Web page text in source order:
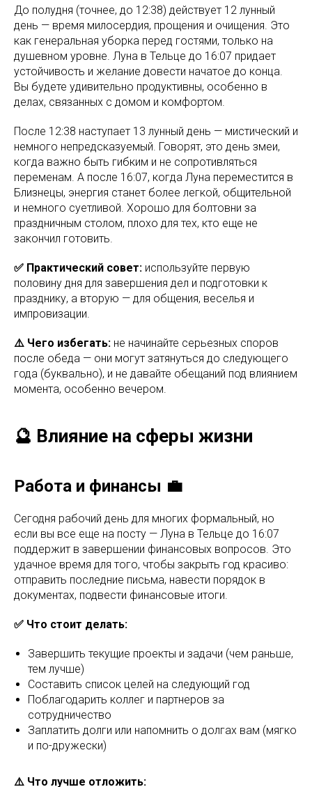
До полудня (точнее, до 12:38) действует 12 лунный
день — время милосердия, прощения и очищения. Это
как генеральная уборка перед гостями, только на
душевном уровне. Луна в Тельце до 16:07 придает
устойчивость и желание довести начатое до конца.
Вы будете удивительно продуктивны, особенно в
делах, связанных с домом и комфортом.
После 12:38 наступает 13 лунный день — мистический и
немного непредсказуемый. Говорят, это день змеи,
когда важно быть гибким и не сопротивляться
переменам. А после 16:07, когда Луна переместится в
Близнецы, энергия станет более легкой, общительной
и немного суетливой. Хорошо для болтовни за
праздничным столом, плохо для тех, кто еще не
закончил готовить.
✅ Практический совет: используйте первую
половину дня для завершения дел и подготовки к
празднику, а вторую — для общения, веселья и
импровизации.
⚠️ Чего избегать: не начинайте серьезных споров
после обеда — они могут затянуться до следующего
года (буквально), и не давайте обещаний под влиянием
момента, особенно вечером.
🔮 Влияние на сферы жизни
Работа и финансы 💼
Сегодня рабочий день для многих формальный, но
если вы все еще на посту — Луна в Тельце до 16:07
поддержит в завершении финансовых вопросов. Это
удачное время для того, чтобы закрыть год красиво:
отправить последние письма, навести порядок в
документах, подвести финансовые итоги.
✅ Что стоит делать:
Завершить текущие проекты и задачи (чем раньше,
тем лучше)
Составить список целей на следующий год
Поблагодарить коллег и партнеров за
сотрудничество
Заплатить долги или напомнить о долгах вам (мягко
и по-дружески)
⚠️ Что лучше отложить: